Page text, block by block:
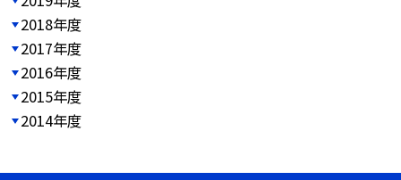
2018年度
2017年度
2016年度
2015年度
2014年度